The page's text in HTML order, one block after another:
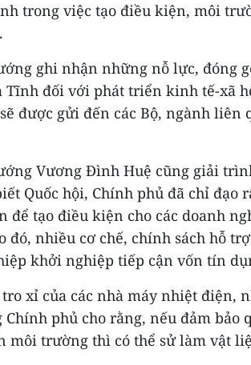
trong việc tạo điều kiện, môi
ghi nhận những nỗ lực, đóng
Tĩnh đối với phát triển kinh tế-xã
được gửi đến các Bộ, ngành liên
Vương Đình Huệ cũng giải
Quốc hội, Chính phủ đã chỉ đạo
để tạo điều kiện cho các doanh
đó, nhiều cơ chế, chính sách hỗ
khởi nghiệp tiếp cận vốn tín
xỉ của các nhà máy nhiệt điện,
Chính phủ cho rằng, nếu đảm bảo
môi trường thì có thể sử làm vật